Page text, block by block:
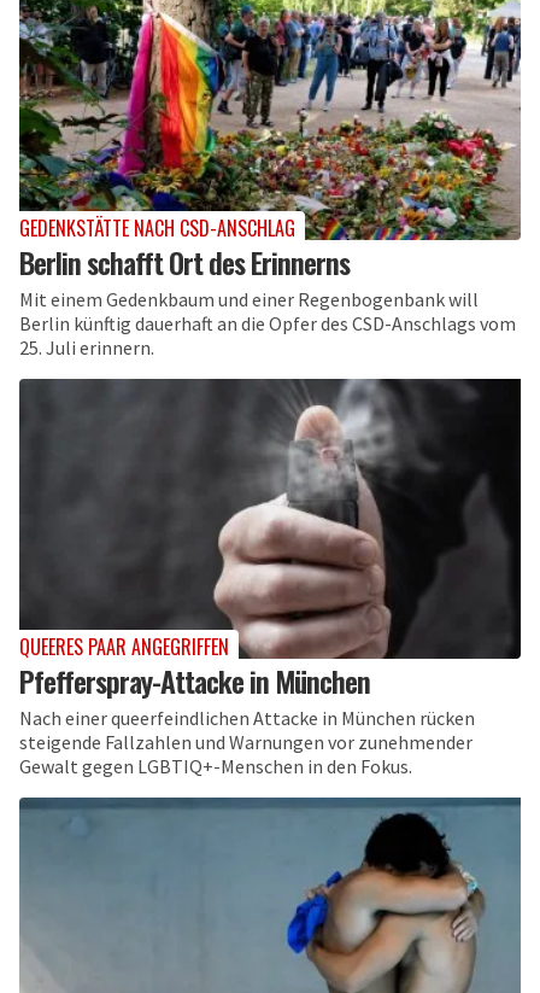
GEDENKSTÄTTE NACH CSD-ANSCHLAG
Berlin schafft Ort des Erinnerns
Mit einem Gedenkbaum und einer Regenbogenbank will
Berlin künftig dauerhaft an die Opfer des CSD-Anschlags vom
25. Juli erinnern.
QUEERES PAAR ANGEGRIFFEN
Pfefferspray-Attacke in München
Nach einer queerfeindlichen Attacke in München rücken
steigende Fallzahlen und Warnungen vor zunehmender
Gewalt gegen LGBTIQ+-Menschen in den Fokus.